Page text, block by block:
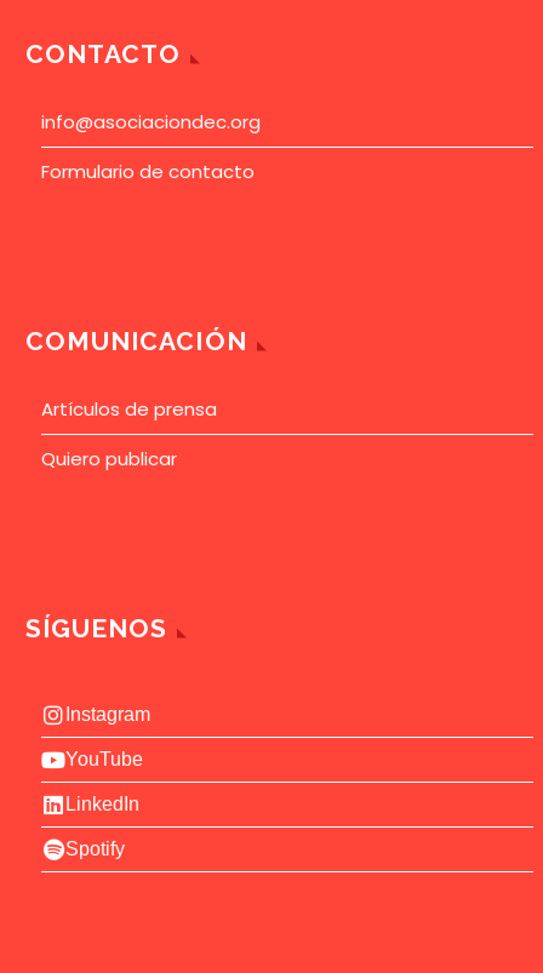
CONTACTO
info@asociaciondec.org
Formulario de contacto
COMUNICACIÓN
Artículos de prensa
Quiero publicar
SÍGUENOS
Instagram
YouTube
LinkedIn
Spotify